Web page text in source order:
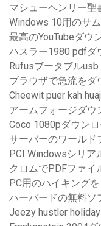
マシューヘンリー聖
Windows 10用のサ
最高のYouTubeダウ
ハスラー1980 pdfダ
Rufusブータブル
ブラウザで急流をダ
Cheewit puer kah
アームフォージダウ
Coco 1080pダウン
サーバーのワールド
PCI Windowsシリ
クロムでPDFファイ
PC用のハイキング
ハーバードの無料ソ
Jeezy hustler